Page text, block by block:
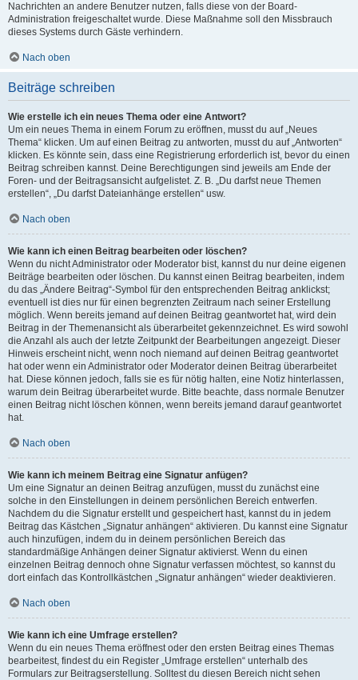
Nachrichten an andere Benutzer nutzen, falls diese von der Board-
Administration freigeschaltet wurde. Diese Maßnahme soll den Missbrauch
dieses Systems durch Gäste verhindern.
Nach oben
Beiträge schreiben
Wie erstelle ich ein neues Thema oder eine Antwort?
Um ein neues Thema in einem Forum zu eröffnen, musst du auf „Neues
Thema“ klicken. Um auf einen Beitrag zu antworten, musst du auf „Antworten“
klicken. Es könnte sein, dass eine Registrierung erforderlich ist, bevor du einen
Beitrag schreiben kannst. Deine Berechtigungen sind jeweils am Ende der
Foren- und der Beitragsansicht aufgelistet. Z. B. „Du darfst neue Themen
erstellen“, „Du darfst Dateianhänge erstellen“ usw.
Nach oben
Wie kann ich einen Beitrag bearbeiten oder löschen?
Wenn du nicht Administrator oder Moderator bist, kannst du nur deine eigenen
Beiträge bearbeiten oder löschen. Du kannst einen Beitrag bearbeiten, indem
du das „Ändere Beitrag“-Symbol für den entsprechenden Beitrag anklickst;
eventuell ist dies nur für einen begrenzten Zeitraum nach seiner Erstellung
möglich. Wenn bereits jemand auf deinen Beitrag geantwortet hat, wird dein
Beitrag in der Themenansicht als überarbeitet gekennzeichnet. Es wird sowohl
die Anzahl als auch der letzte Zeitpunkt der Bearbeitungen angezeigt. Dieser
Hinweis erscheint nicht, wenn noch niemand auf deinen Beitrag geantwortet
hat oder wenn ein Administrator oder Moderator deinen Beitrag überarbeitet
hat. Diese können jedoch, falls sie es für nötig halten, eine Notiz hinterlassen,
warum dein Beitrag überarbeitet wurde. Bitte beachte, dass normale Benutzer
einen Beitrag nicht löschen können, wenn bereits jemand darauf geantwortet
hat.
Nach oben
Wie kann ich meinem Beitrag eine Signatur anfügen?
Um eine Signatur an deinen Beitrag anzufügen, musst du zunächst eine
solche in den Einstellungen in deinem persönlichen Bereich entwerfen.
Nachdem du die Signatur erstellt und gespeichert hast, kannst du in jedem
Beitrag das Kästchen „Signatur anhängen“ aktivieren. Du kannst eine Signatur
auch hinzufügen, indem du in deinem persönlichen Bereich das
standardmäßige Anhängen deiner Signatur aktivierst. Wenn du einen
einzelnen Beitrag dennoch ohne Signatur verfassen möchtest, so kannst du
dort einfach das Kontrollkästchen „Signatur anhängen“ wieder deaktivieren.
Nach oben
Wie kann ich eine Umfrage erstellen?
Wenn du ein neues Thema eröffnest oder den ersten Beitrag eines Themas
bearbeitest, findest du ein Register „Umfrage erstellen“ unterhalb des
Formulars zur Beitragserstellung. Solltest du diesen Bereich nicht sehen